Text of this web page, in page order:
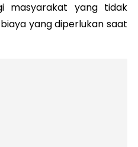
masyarakat yang tidak
yang diperlukan saat